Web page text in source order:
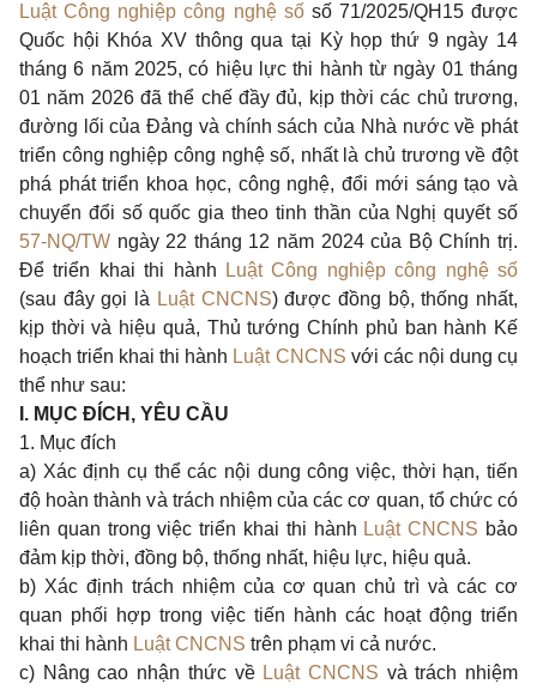
Luật Công nghiệp công nghệ số số 71/2025/QH15 được
Quốc hội Khóa XV thông qua tại Kỳ họp thứ 9 ngày 14
tháng 6 năm 2025, có hiệu lực thi hành từ ngày 01 tháng
01 năm 2026 đã thể chế đầy đủ, kịp thời các chủ trương,
đường lối của Đảng và chính sách của Nhà nước về phát
triển công nghiệp công nghệ số, nhất là chủ trương về đột
phá phát triển khoa học, công nghệ, đổi mới sáng tạo và
chuyển đổi số quốc gia theo tinh thần của Nghị quyết số
57-NQ/TW ngày 22 tháng 12 năm 2024 của Bộ Chính trị.
Để triển khai thi hành
Luật Công nghiệp công nghệ số
(sau đây gọi là Luật CNCNS) được đồng bộ, thống nhất,
kịp thời và hiệu quả, Thủ tướng Chính phủ ban hành Kế
hoạch triển khai thi hành Luật CNCNS với các nội dung cụ
thể như sau:
I. MỤC ĐÍCH, YÊU CẦU
1. Mục đích
a) Xác định cụ thể các nội dung công việc, thời hạn, tiến
độ hoàn thành và trách nhiệm của các cơ quan, tổ chức có
liên quan trong việc triển khai thi hành Luật CNCNS bảo
đảm kịp thời, đồng bộ, thống nhất, hiệu lực, hiệu quả.
b) Xác định trách nhiệm của cơ quan chủ trì và các cơ
quan phối hợp trong việc tiến hành các hoạt động triển
khai thi hành Luật CNCNS trên phạm vi cả nước.
c) Nâng cao nhận thức về Luật CNCNS và trách nhiệm